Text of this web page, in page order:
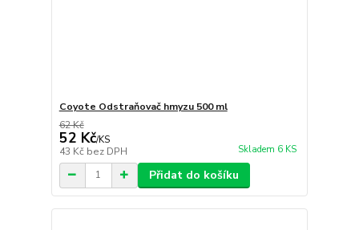
Coyote Odstraňovač hmyzu 500 ml
62 Kč
52 Kč/KS
43 Kč bez DPH Skladem 6 KS
Přidat do košíku